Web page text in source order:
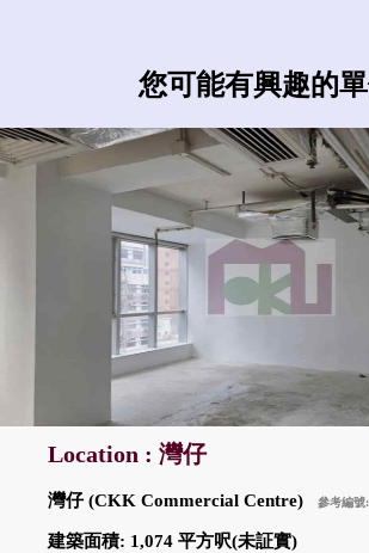
您可能有興趣的
Location : 灣仔
灣仔 (CKK Commercial Centre) 參考編號
建築面積: 1,074 平方呎(未証實)